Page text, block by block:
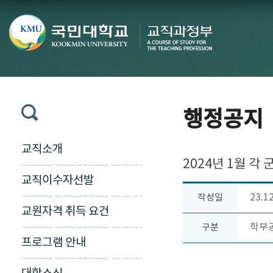
교직소개
교직이수자선발
교원자격 취득 요건
프로그램 안내
행정공지
2024년 1월 각
작성일
구분 학부